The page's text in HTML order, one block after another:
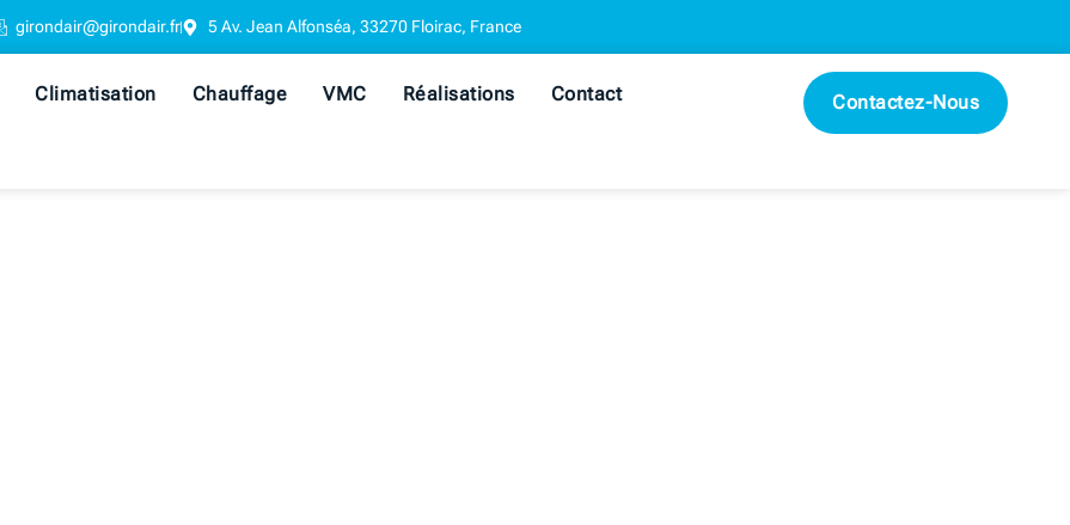
girondair@girondair.fr 5 Av. Jean Alfonséa, 33270 Floirac, France
Climatisation Chauffage VMC Réalisations Contact Contactez-Nous